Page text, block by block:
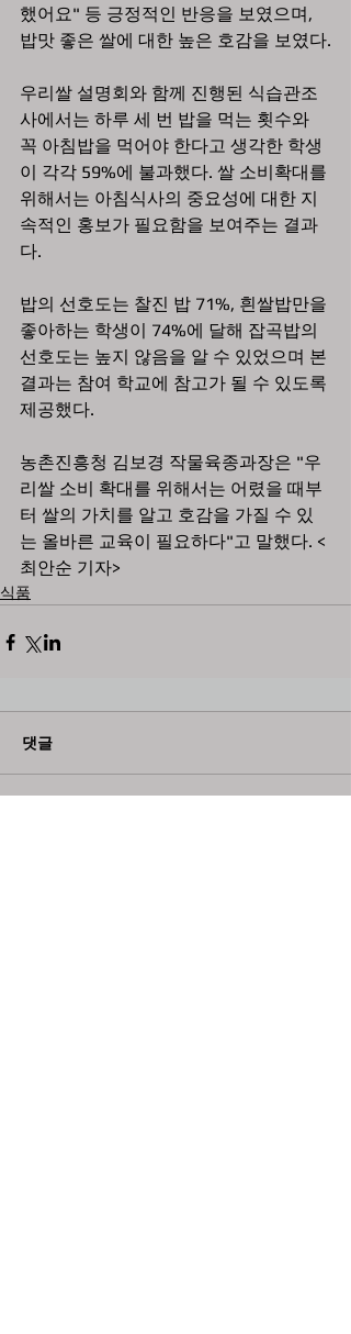
했어요" 등 긍정적인 반응을 보였으며,
밥맛 좋은 쌀에 대한 높은 호감을 보였다.
우리쌀 설명회와 함께 진행된 식습관조
사에서는 하루 세 번 밥을 먹는 횟수와
꼭 아침밥을 먹어야 한다고 생각한 학생
이 각각 59%에 불과했다. 쌀 소비확대를
위해서는 아침식사의 중요성에 대한 지
속적인 홍보가 필요함을 보여주는 결과
다.
밥의 선호도는 찰진 밥 71%, 흰쌀밥만을
좋아하는 학생이 74%에 달해 잡곡밥의
선호도는 높지 않음을 알 수 있었으며 본
결과는 참여 학교에 참고가 될 수 있도록
제공했다.
농촌진흥청 김보경 작물육종과장은 "우
리쌀 소비 확대를 위해서는 어렸을 때부
터 쌀의 가치를 알고 호감을 가질 수 있
는 올바른 교육이 필요하다"고 말했다. <
최안순 기자>
식품
댓글